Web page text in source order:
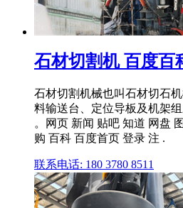
石材切割机 百度百
石材切割机械也叫石材切石
料输送台、定位导板及机架
。网页 新闻 贴吧 知道 网盘
购 百科 百度首页 登录 注 .
联系电话: 180 3780 8511